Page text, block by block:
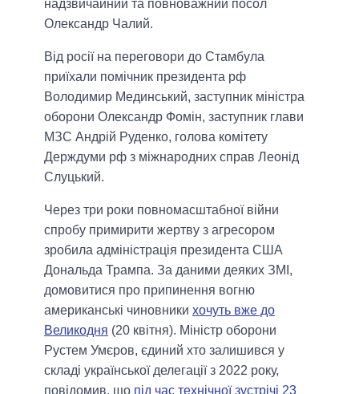
надзвичайний та повноважний посол
Олександр Чалий.
Від росії на переговори до Стамбула
приїхали помічник президента рф
Володимир Мединський, заступник міністра
оборони Олександр Фомін, заступник глави
МЗС Андрій Руденко, голова комітету
Держдуми рф з міжнародних справ Леонід
Слуцький.
Через три роки повномасштабної війни
спробу примирити жертву з агресором
зробила адміністрація президента США
Дональда Трампа. За даними деяких ЗМІ,
домовитися про припинення вогню
американські чиновники хочуть вже до
Великодня (20 квітня). Міністр оборони
Рустем Умєров, єдиний хто залишився у
складі української делегації з 2022 року,
повідомив, що під час технічної зустрічі 23